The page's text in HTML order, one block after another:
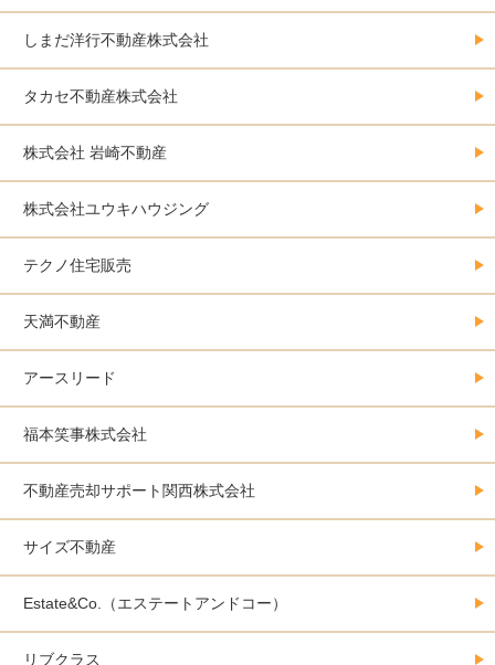
しまだ洋行不動産株式会社
タカセ不動産株式会社
株式会社 岩崎不動産
株式会社ユウキハウジング
テクノ住宅販売
天満不動産
アースリード
福本笑事株式会社
不動産売却サポート関西株式会社
サイズ不動産
Estate&Co.（エステートアンドコー）
リブクラス